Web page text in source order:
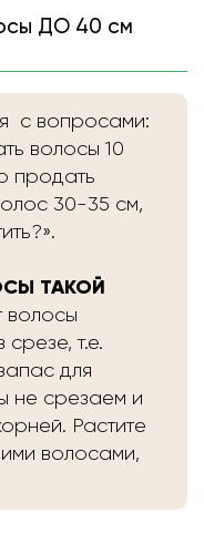
ДО 40 см
с вопросами:
волосы 10
продать
30-35 см,
ТАКОЙ
волосы
срезе, т.е.
для
не срезаем и
Растите
волосами,